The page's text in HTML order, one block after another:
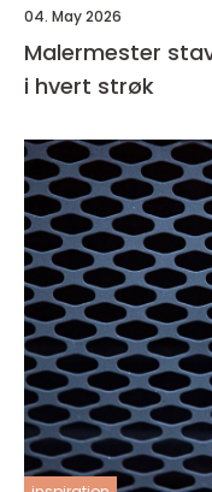
04. May 2026
Malermester
i hvert strøk